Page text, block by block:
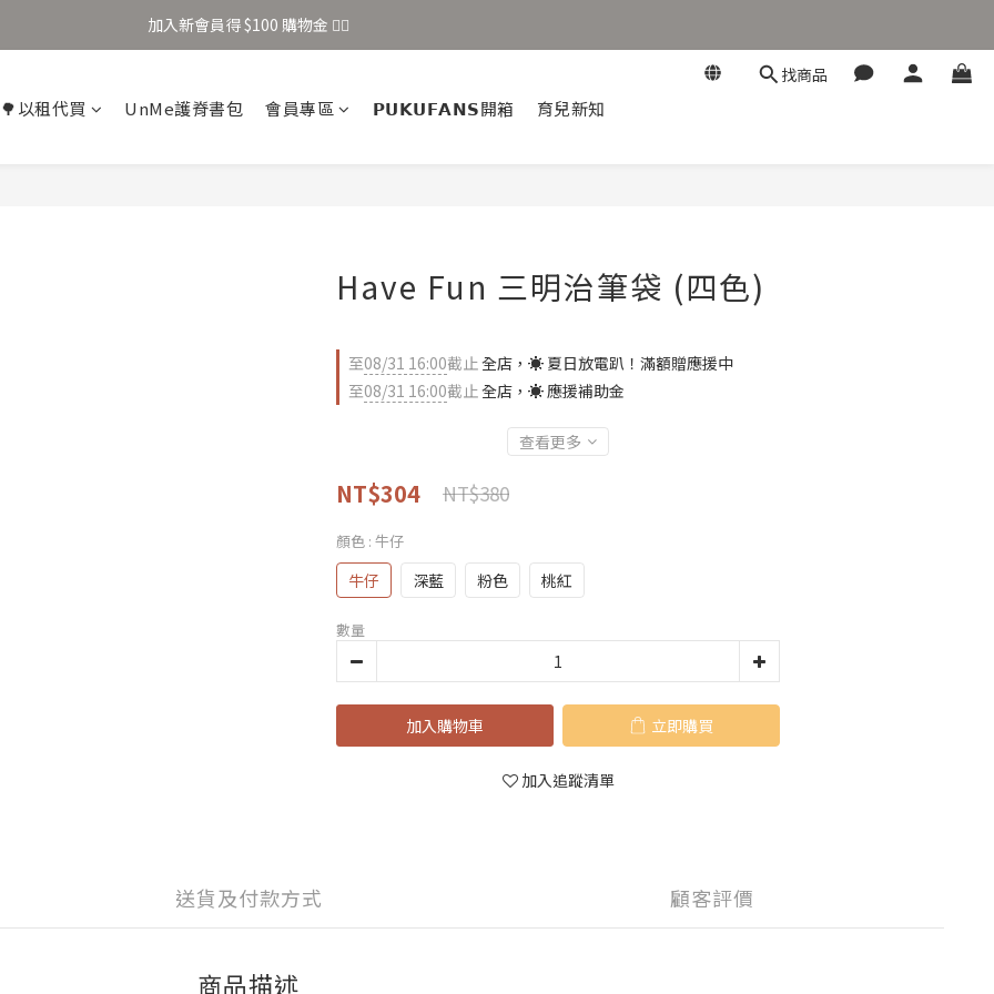
加入新會員得 $100 購物金 👉🏻
加入新會員得 $100 購物金 👉🏻
加入新會員得 $100 購物金 👉🏻
找商品
🌳以租代買 UnMe護脊書包 會員專區 𝗣𝗨𝗞𝗨𝗙𝗔𝗡𝗦開箱 育兒新知
Have Fun 三明治筆袋 (四色)
至08/31 16:00截止全店，☀️ 夏日放電趴！滿額贈應援中
至08/31 16:00截止全店，☀️ 應援補助金
查看更多
NT$304 NT$380
顏色 : 牛仔
牛仔 深藍 粉色 桃紅
數量
加入購物車 立即購買
加入追蹤清單
送貨及付款方式 顧客評價
商品描述